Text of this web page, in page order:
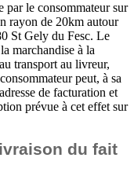
par le consommateur sur
rayon de 20km autour
St Gely du Fesc. Le
marchandise à la
transport au livreur,
peut, à sa
de facturation et
prévue à cet effet sur
du fait